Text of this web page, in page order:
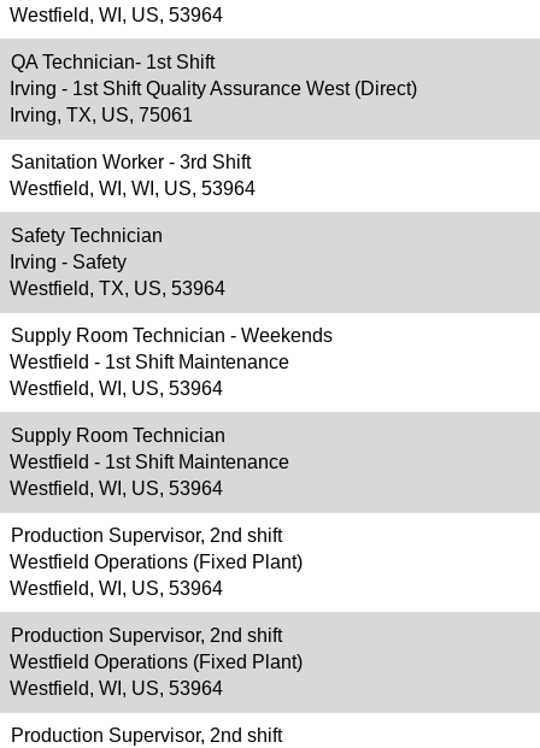
Westfield, WI, US, 53964
QA Technician- 1st Shift
Irving - 1st Shift Quality Assurance West (Direct)
Irving, TX, US, 75061
Sanitation Worker - 3rd Shift
Westfield, WI, WI, US, 53964
Safety Technician
Irving - Safety
Westfield, TX, US, 53964
Supply Room Technician - Weekends
Westfield - 1st Shift Maintenance
Westfield, WI, US, 53964
Supply Room Technician
Westfield - 1st Shift Maintenance
Westfield, WI, US, 53964
Production Supervisor, 2nd shift
Westfield Operations (Fixed Plant)
Westfield, WI, US, 53964
Production Supervisor, 2nd shift
Westfield Operations (Fixed Plant)
Westfield, WI, US, 53964
Production Supervisor, 2nd shift